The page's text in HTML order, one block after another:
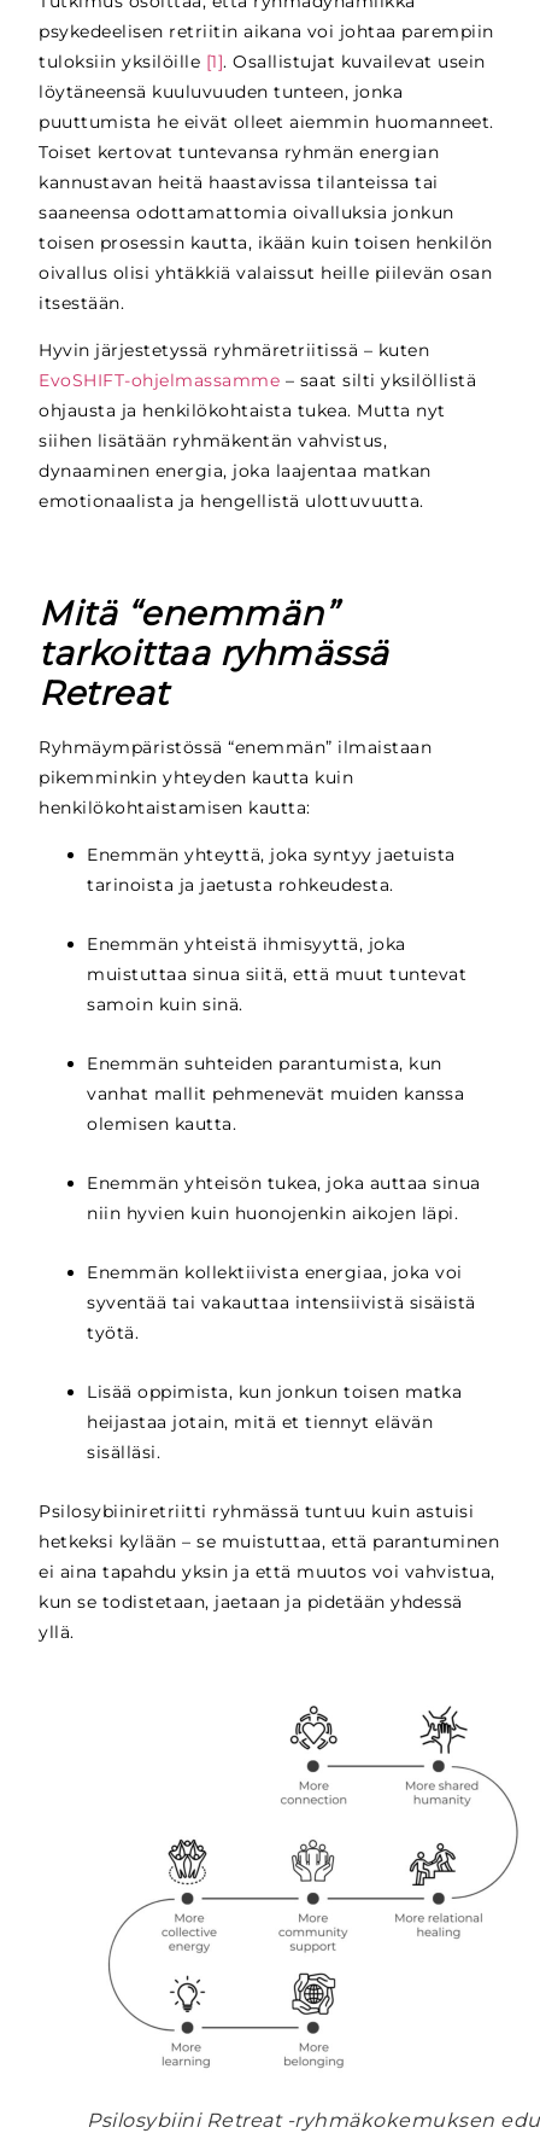
psykedeelisen retriitin aikana voi johtaa parempiin
tuloksiin yksilöille [1]. Osallistujat kuvailevat usein
löytäneensä kuuluvuuden tunteen, jonka
puuttumista he eivät olleet aiemmin huomanneet.
Toiset kertovat tuntevansa ryhmän energian
kannustavan heitä haastavissa tilanteissa tai
saaneensa odottamattomia oivalluksia jonkun
toisen prosessin kautta, ikään kuin toisen henkilön
oivallus olisi yhtäkkiä valaissut heille piilevän osan
itsestään.
Hyvin järjestetyssä ryhmäretriitissä – kuten
EvoSHIFT-ohjelmassamme – saat silti yksilöllistä
ohjausta ja henkilökohtaista tukea. Mutta nyt
siihen lisätään ryhmäkentän vahvistus,
dynaaminen energia, joka laajentaa matkan
emotionaalista ja hengellistä ulottuvuutta.
Mitä “enemmän”
tarkoittaa ryhmässä
Retreat
Ryhmäympäristössä “enemmän” ilmaistaan
pikemminkin yhteyden kautta kuin
henkilökohtaistamisen kautta:
Enemmän yhteyttä, joka syntyy jaetuista
tarinoista ja jaetusta rohkeudesta.
Enemmän yhteistä ihmisyyttä, joka
muistuttaa sinua siitä, että muut tuntevat
samoin kuin sinä.
Enemmän suhteiden parantumista, kun
vanhat mallit pehmenevät muiden kanssa
olemisen kautta.
Enemmän yhteisön tukea, joka auttaa sinua
niin hyvien kuin huonojenkin aikojen läpi.
Enemmän kollektiivista energiaa, joka voi
syventää tai vakauttaa intensiivistä sisäistä
työtä.
Lisää oppimista, kun jonkun toisen matka
heijastaa jotain, mitä et tiennyt elävän
sisälläsi.
Psilosybiiniretriitti ryhmässä tuntuu kuin astuisi
hetkeksi kylään – se muistuttaa, että parantuminen
ei aina tapahdu yksin ja että muutos voi vahvistua,
kun se todistetaan, jaetaan ja pidetään yhdessä
yllä.
Psilosybiini Retreat -ryhmäkokemuksen